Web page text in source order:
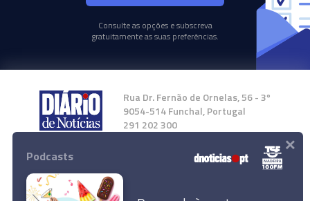
Consulte as opções e subscreva
gratuitamente as suas preferências.
Rua Dr. Fernão de Ornelas, 56 - 3º
9054-514 Funchal, Portugal
291 202 300
Instale a nossa App
Podcasts ×